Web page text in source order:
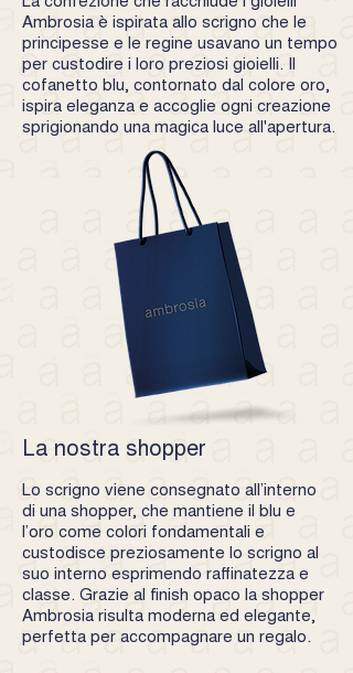
Ambrosia è ispirata allo scrigno che le
principesse e le regine usavano un tempo
per custodire i loro preziosi gioielli. Il
cofanetto blu, contornato dal colore oro,
ispira eleganza e accoglie ogni creazione
sprigionando una magica luce all'apertura.
La nostra shopper
Lo scrigno viene consegnato all’interno
di una shopper, che mantiene il blu e
l’oro come colori fondamentali e
custodisce preziosamente lo scrigno al
suo interno esprimendo raffinatezza e
classe. Grazie al finish opaco la shopper
Ambrosia risulta moderna ed elegante,
perfetta per accompagnare un regalo.